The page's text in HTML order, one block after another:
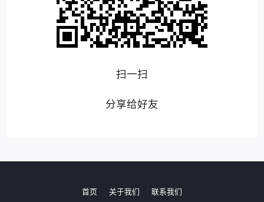
扫一扫
分享给好友
首页 关于我们 联系我们